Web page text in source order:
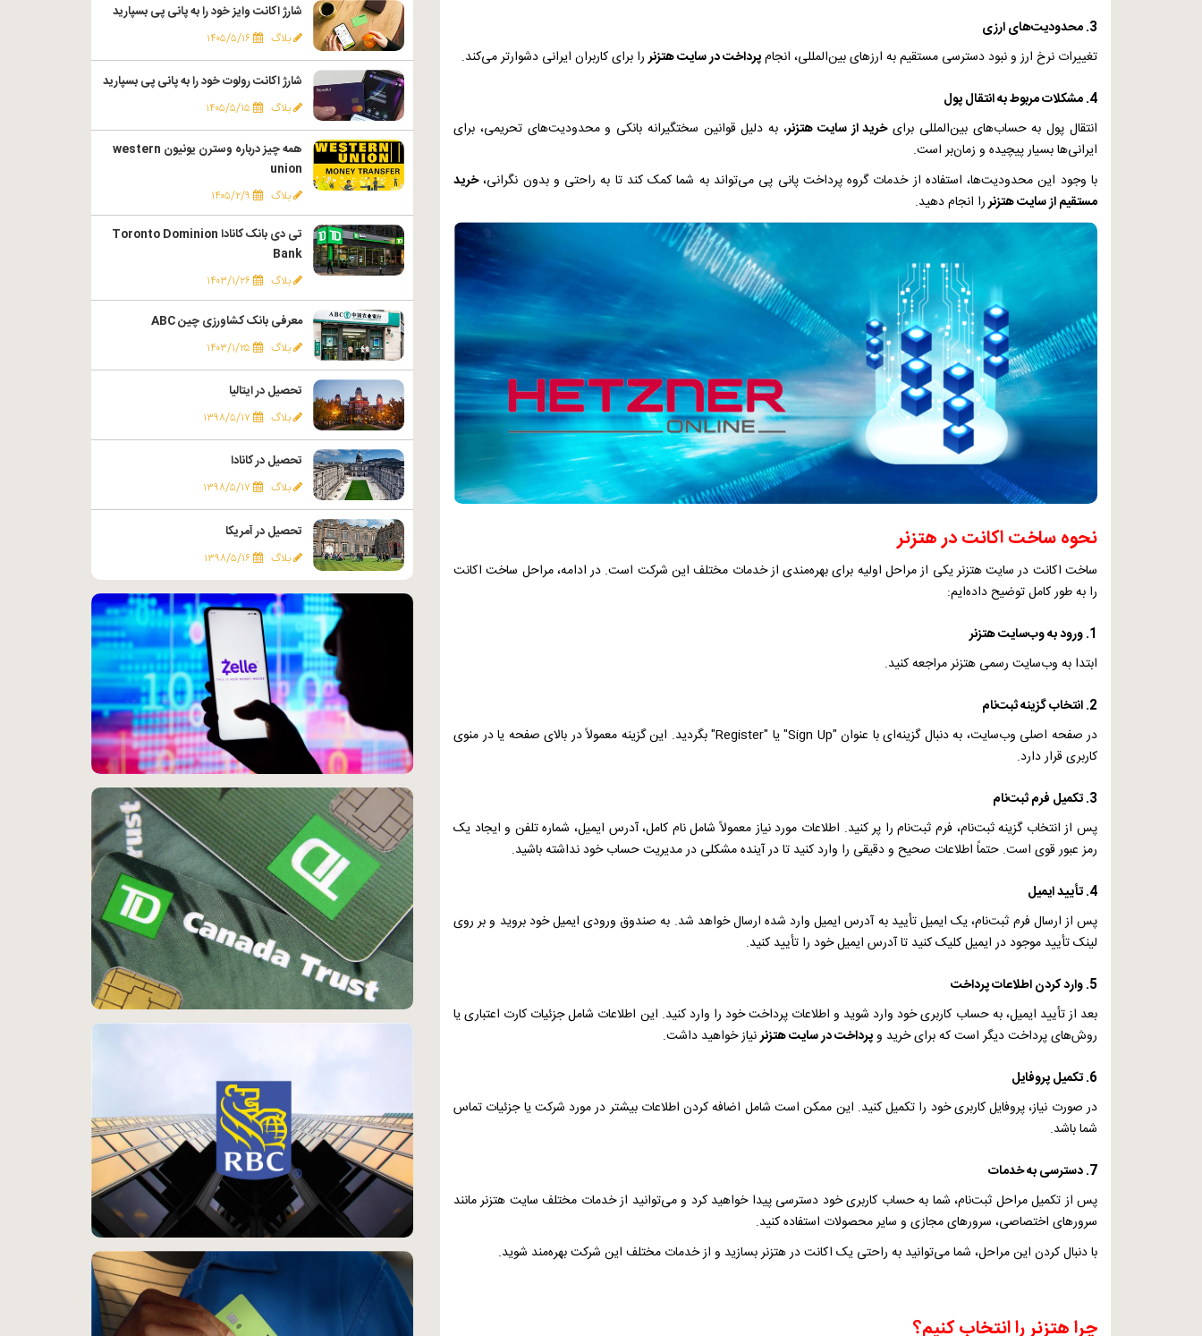
3. محدودیت‌های ارزی
تغییرات نرخ ارز و نبود دسترسی مستقیم به ارزهای بین‌المللی، انجامپرداخت در سایت هتزنررا برای کاربران ایرانی دشوارتر می‌کند.
4. مشکلات مربوط به انتقال پول
انتقال پول به حساب‌های بین‌المللی برایخرید از سایت هتزنر، به دلیل قوانین سختگیرانه بانکی و محدودیت‌های تحریمی، برای
ایرانی‌ها بسیار پیچیده و زمان‌بر است.
با وجود این محدودیت‌ها، استفاده از خدمات گروه پرداخت پانی پی می‌تواند به شما کمک کند تا به راحتی و بدون نگرانی،خرید
مستقیم از سایت هتزنررا انجام دهید.
نحوه ساخت اکانت در هتزنر
ساخت اکانت در سایت هتزنر یکی از مراحل اولیه برای بهره‌مندی از خدمات مختلف این شرکت است. در ادامه، مراحل ساخت اکانت
را به طور کامل توضیح داده‌ایم:
1. ورود به وب‌سایت هتزنر
ابتدا به وب‌سایت رسمی هتزنر مراجعه کنید.
2. انتخاب گزینه ثبت‌نام
در صفحه اصلی وب‌سایت، به دنبال گزینه‌ای با عنوان "Sign Up" یا "Register" بگردید. این گزینه معمولاً در بالای صفحه یا در منوی
کاربری قرار دارد.
3. تکمیل فرم ثبت‌نام
پس از انتخاب گزینه ثبت‌نام، فرم ثبت‌نام را پر کنید. اطلاعات مورد نیاز معمولاً شامل نام کامل، آدرس ایمیل، شماره تلفن و ایجاد یک
رمز عبور قوی است. حتماً اطلاعات صحیح و دقیقی را وارد کنید تا در آینده مشکلی در مدیریت حساب خود نداشته باشید.
4. تأیید ایمیل
پس از ارسال فرم ثبت‌نام، یک ایمیل تأیید به آدرس ایمیل وارد شده ارسال خواهد شد. به صندوق ورودی ایمیل خود بروید و بر روی
لینک تأیید موجود در ایمیل کلیک کنید تا آدرس ایمیل خود را تأیید کنید.
5. وارد کردن اطلاعات پرداخت
بعد از تأیید ایمیل، به حساب کاربری خود وارد شوید و اطلاعات پرداخت خود را وارد کنید. این اطلاعات شامل جزئیات کارت اعتباری یا
روش‌های پرداخت دیگر است که برای خرید وپرداخت در سایت هتزنرنیاز خواهید داشت.
6. تکمیل پروفایل
در صورت نیاز، پروفایل کاربری خود را تکمیل کنید. این ممکن است شامل اضافه کردن اطلاعات بیشتر در مورد شرکت یا جزئیات تماس
شما باشد.
7. دسترسی به خدمات
پس از تکمیل مراحل ثبت‌نام، شما به حساب کاربری خود دسترسی پیدا خواهید کرد و می‌توانید از خدمات مختلف سایت هتزنر مانند
سرورهای اختصاصی، سرورهای مجازی و سایر محصولات استفاده کنید.
با دنبال کردن این مراحل، شما می‌توانید به راحتی یک اکانت در هتزنر بسازید و از خدمات مختلف این شرکت بهره‌مند شوید.
چرا هتزنر را انتخاب کنیم؟
شارژ اکانت وایز خود را به پانی پی بسپارید
بلاگ ۱۴۰۵/۵/۱۶
شارژ اکانت رولوت خود را به پانی پی بسپارید
بلاگ ۱۴۰۵/۵/۱۵
همه چیز درباره وسترن یونیون western
union
بلاگ ۱۴۰۵/۲/۹
تی دی بانک کانادا Toronto Dominion
Bank
بلاگ ۱۴۰۳/۱/۲۶
معرفی بانک کشاورزی چین ABC
بلاگ ۱۴۰۳/۱/۲۵
تحصیل در ایتالیا
بلاگ ۱۳۹۸/۵/۱۷
تحصیل در کانادا
بلاگ ۱۳۹۸/۵/۱۷
تحصیل در آمریکا
بلاگ ۱۳۹۸/۵/۱۶